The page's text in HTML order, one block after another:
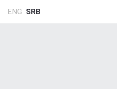
ENG SRB